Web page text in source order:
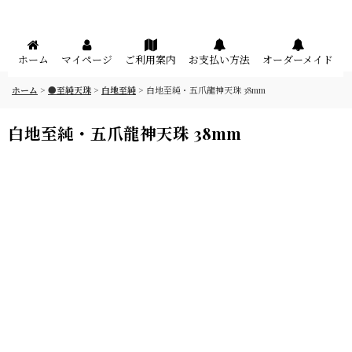
メニュー
ホーム マイページ ご利用案内 お支払い方法 オーダーメイド
ホーム > ●至純天珠 > 白地至純 > 白地至純・五爪龍神天珠 38mm
白地至純・五爪龍神天珠 38mm